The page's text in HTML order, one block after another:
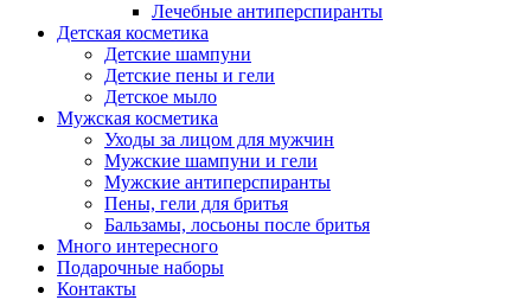
Лечебные антиперспиранты
Детская косметика
Детские шампуни
Детские пены и гели
Детское мыло
Мужская косметика
Уходы за лицом для мужчин
Мужские шампуни и гели
Мужские антиперспиранты
Пены, гели для бритья
Бальзамы, лосьоны после бритья
Много интересного
Подарочные наборы
Контакты